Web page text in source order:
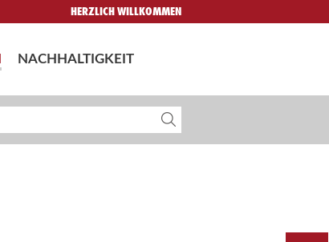
HERZLICH WILLKOMMEN
NACHHALTIGKEIT